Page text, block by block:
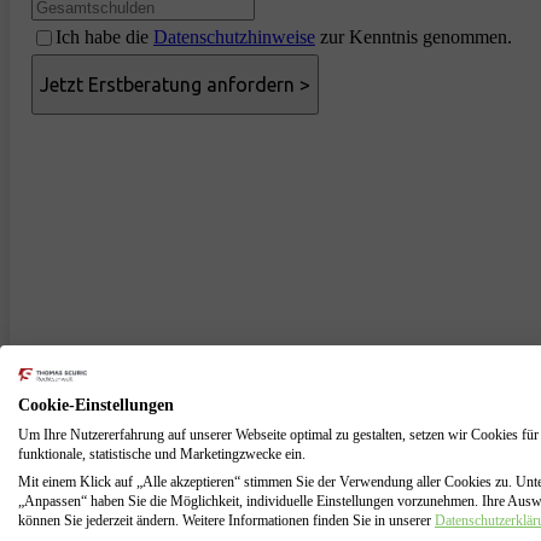
Ich habe die Datenschutzhinweise zur Kenntnis genommen.
Anwaltliche Schuldnerberatung für
Cookie-Einstellungen
Um Ihre Nutzererfahrung auf unserer Webseite optimal zu gestalten, setzen wir Cookies für
funktionale, statistische und Marketingzwecke ein.
Mit einem Klick auf „Alle akzeptieren“ stimmen Sie der Verwendung aller Cookies zu.
„Anpassen“ haben Sie die Möglichkeit, individuelle Einstellungen vorzunehmen. Ihre
können Sie jederzeit ändern. Weitere Informationen finden Sie in unserer